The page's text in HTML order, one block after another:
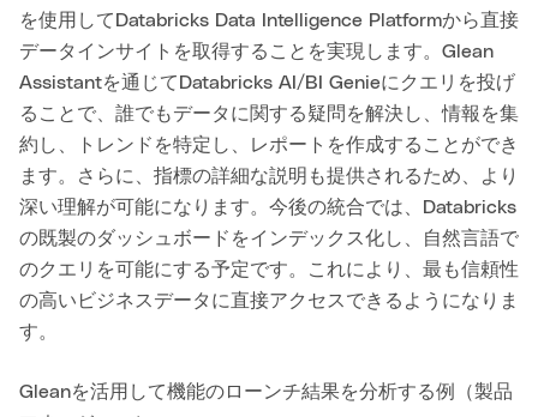
を使用してDatabricks Data Intelligence Platformから直接
データインサイトを取得することを実現します。Glean
Assistantを通じてDatabricks AI/BI Genieにクエリを投げ
ることで、誰でもデータに関する疑問を解決し、情報を集
約し、トレンドを特定し、レポートを作成することができ
ます。さらに、指標の詳細な説明も提供されるため、より
深い理解が可能になります。今後の統合では、Databricks
の既製のダッシュボードをインデックス化し、自然言語で
のクエリを可能にする予定です。これにより、最も信頼性
の高いビジネスデータに直接アクセスできるようになりま
す。
Gleanを活用して機能のローンチ結果を分析する例（製品